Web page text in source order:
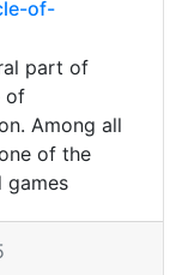
of-
part of
of
Among all
of the
games